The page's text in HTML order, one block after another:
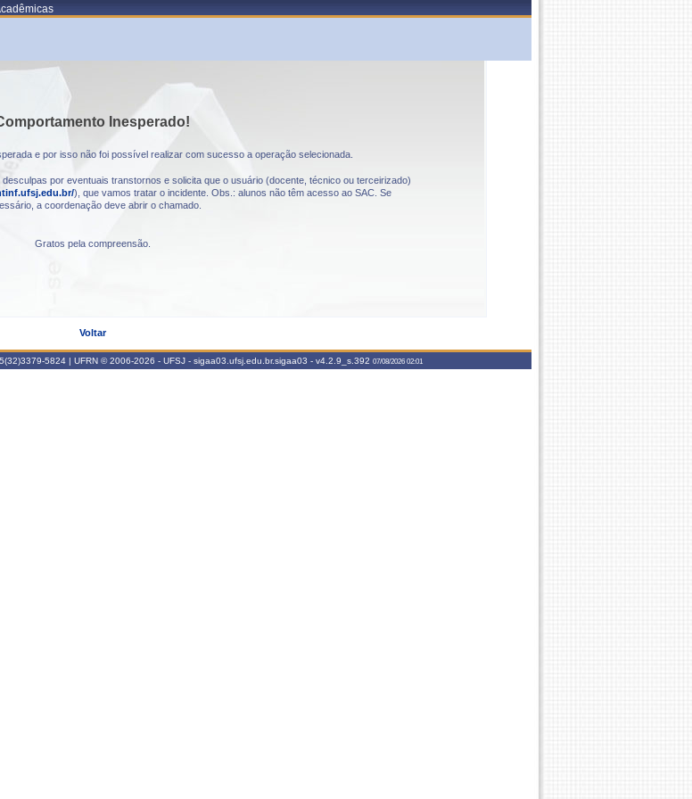
Inesperado!
e por isso não foi possível realizar com sucesso a operação selecionada.
por eventuais transtornos e solicita que o usuário (docente, técnico ou terceirizado)
), que vamos tratar o incidente. Obs.: alunos não têm acesso ao SAC. Se
a coordenação deve abrir o chamado.
Gratos pela compreensão.
Voltar
5824 | UFRN © 2006-2026 - UFSJ - sigaa03.ufsj.edu.br.sigaa03 - v4.2.9_s.392 07/08/2026 02:01